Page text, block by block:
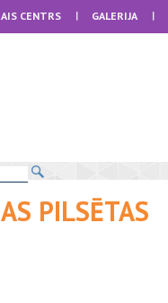
CENTRS GALERIJA
PILSĒTAS